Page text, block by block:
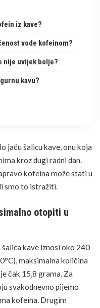
iz kave?
vode kofeinom?
nije uvijek bolje?
kavu?
jaču šalicu kave, onu koja
kroz dugi radni dan.
kofeina može stati u
smo to istražiti.
otopiti u
kave iznosi oko 240
maksimalna količina
čak 15,8 grama. Za
svakodnevno pijemo
kofeina. Drugim